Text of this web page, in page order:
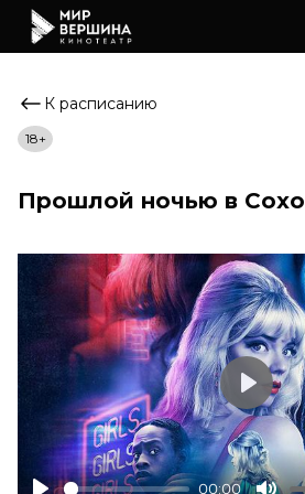
К расписанию
Прошлой ночью в Сохо
18+
00:00
Play